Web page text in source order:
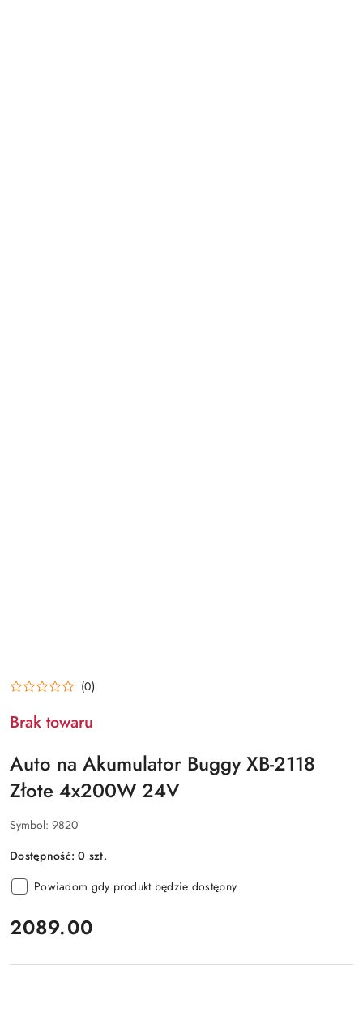
(0)
Brak towaru
Auto na Akumulator Buggy XB-2118
Złote 4x200W 24V
Symbol: 9820
Dostępność:0 szt.
Powiadom gdy produkt będzie dostępny
cena:
2089.00